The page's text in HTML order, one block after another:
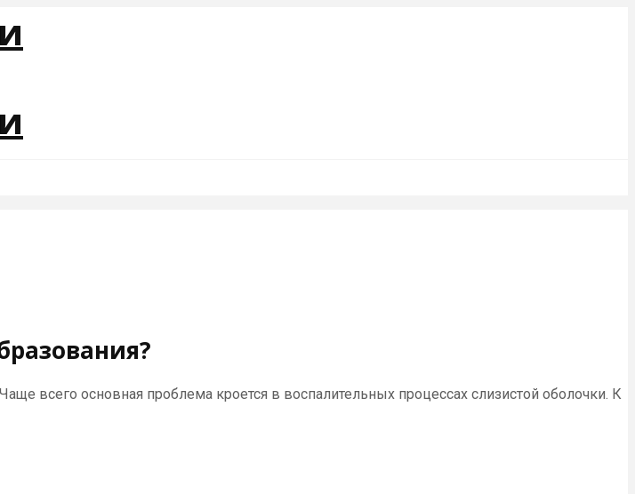
всего основная проблема кроется в воспалительных процессах слизистой оболочки. К